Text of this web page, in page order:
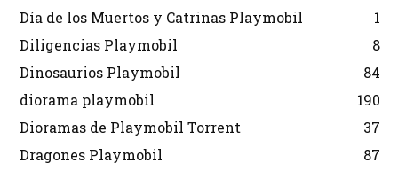
Día de los Muertos y Catrinas Playmobil
1
Diligencias Playmobil
8
Dinosaurios Playmobil
84
diorama playmobil
190
Dioramas de Playmobil Torrent
37
Dragones Playmobil
87